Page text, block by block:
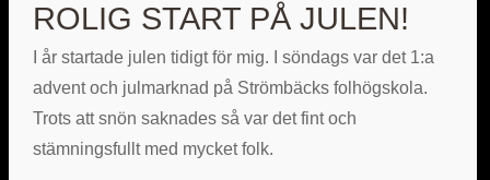
ROLIG START PÅ JULEN!
I år startade julen tidigt för mig. I söndags var det 1:a
advent och julmarknad på Strömbäcks folhögskola.
Trots att snön saknades så var det fint och
stämningsfullt med mycket folk.